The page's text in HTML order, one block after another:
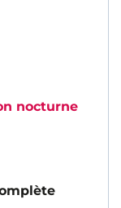
nocturne